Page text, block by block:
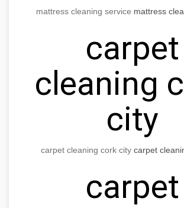
mattress cleaning service mattress
carpet
cleaning
city
carpet cleaning cork city carpet
carpet